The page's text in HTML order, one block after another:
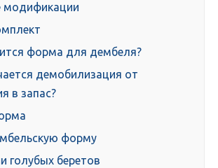
модификации
форма для дембеля?
демобилизация от
в запас?
форму
голубых беретов